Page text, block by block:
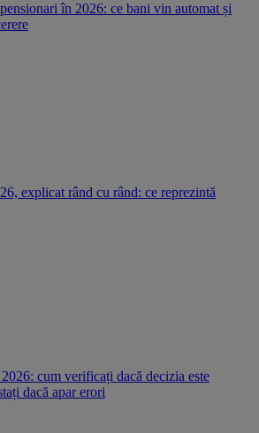
în 2026: ce bani vin automat și
explicat rând cu rând: ce reprezintă
cum verificați dacă decizia este
dacă apar erori